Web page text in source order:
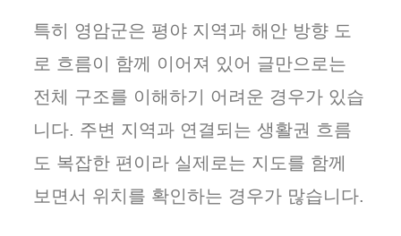
특히 영암군은 평야 지역과 해안 방향 도
로 흐름이 함께 이어져 있어 글만으로는
전체 구조를 이해하기 어려운 경우가 있습
니다. 주변 지역과 연결되는 생활권 흐름
도 복잡한 편이라 실제로는 지도를 함께
보면서 위치를 확인하는 경우가 많습니다.